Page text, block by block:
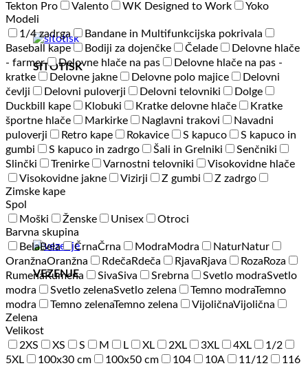
SITOTISK
VEZENJE
Tekton Pro
Valento WK Designed to Work
Yoko
Modeli
1/4 zadrga
Bandane in Multifunkcijska pokrivala
Baseball kape
Bodiji za dojenčke Čelade
Delovne hlače
- farmer
Delovne hlače na pas
Delovne hlače na pas -
kratke
Delovne jakne Delovne polo majice
Delovni
čevlji
Delovni puloverji Delovni telovniki
Dolge
Duckbill kape
Klobuki Kratke delovne hlače
Kratke
športne hlače
Markirke Naglavni trakovi
Navadni
puloverji
Retro kape Rokavice S kapuco
S kapuco in
gumbi
S kapuco in zadrgo Šali in Grelniki
Senčniki
Slinčki
Trenirke Varnostni telovniki
Visokovidne hlače
Visokovidne jakne
Vizirji Z gumbi
Z zadrgo
Zimske kape
Spol
Moški
Ženske Unisex
Otroci
Barvna skupina
BelaBela ČrnaČrna ModraModra NaturNatur
OranžnaOranžna Rdeča Rdeča Rjava Rjava Roza Roza
RumenaRumena SivaSiva Srebrna Svetlo modraSvetlo
modra
Svetlo zelenaSvetlo zelena Temno modraTemno
modra
Temno zelenaTemno zelena VijoličnaVijolična
Zelena
Velikost
2XS
XS S M L XL 2XL 3XL 4XL
1/2
5XL
100x30 cm 100x50 cm 104 10A 11/12
116